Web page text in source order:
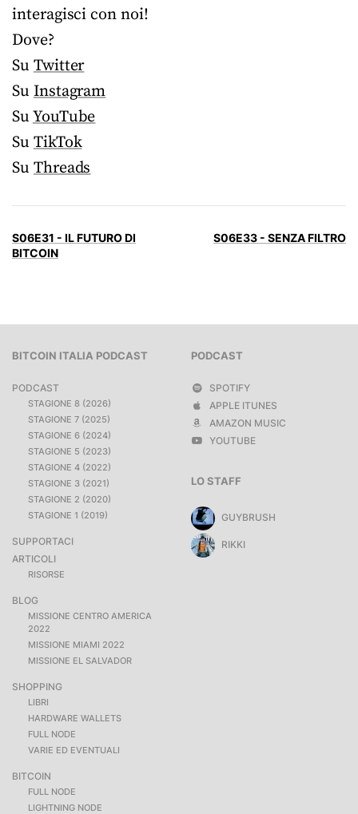
interagisci con noi!
Dove?
Su Twitter
Su Instagram
Su YouTube
Su TikTok
Su Threads
S06E31 - IL FUTURO DI
BITCOIN
S06E33 - SENZA FILTRO
BITCOIN ITALIA PODCAST
PODCAST
STAGIONE 8 (2026)
STAGIONE 7 (2025)
STAGIONE 6 (2024)
STAGIONE 5 (2023)
STAGIONE 4 (2022)
STAGIONE 3 (2021)
STAGIONE 2 (2020)
STAGIONE 1 (2019)
SUPPORTACI
ARTICOLI
RISORSE
BLOG
MISSIONE CENTRO AMERICA
2022
MISSIONE MIAMI 2022
MISSIONE EL SALVADOR
SHOPPING
LIBRI
HARDWARE WALLETS
FULL NODE
VARIE ED EVENTUALI
BITCOIN
FULL NODE
LIGHTNING NODE
PODCAST
SPOTIFY
APPLE ITUNES
AMAZON MUSIC
YOUTUBE
LO STAFF
GUYBRUSH
RIKKI